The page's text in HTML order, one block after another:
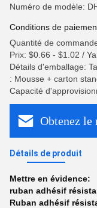
Numéro de modèle:
Conditions de
Quantité de
Prix: $0.66 - $1.02 /
Détails d'emballage:
: Mousse + carton
Capacité
Obtenez
Détails de produit
Mettre en évidence:
ruban adhésif
Ruban adhésif